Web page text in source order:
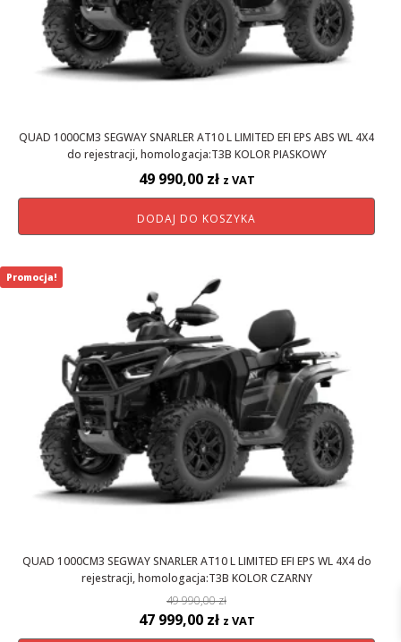
QUAD 1000CM3 SEGWAY SNARLER AT10 L LIMITED EFI EPS ABS WL 4X4
do rejestracji, homologacja:T3B KOLOR PIASKOWY
49 990,00 zł z VAT
DODAJ DO KOSZYKA
QUAD 1000CM3 SEGWAY SNARLER AT10 L LIMITED EFI EPS WL 4X4 do
rejestracji, homologacja:T3B KOLOR CZARNY
49 990,00zł
Pierwotna
47 999,00 złAktualna
z VAT
Promocja!